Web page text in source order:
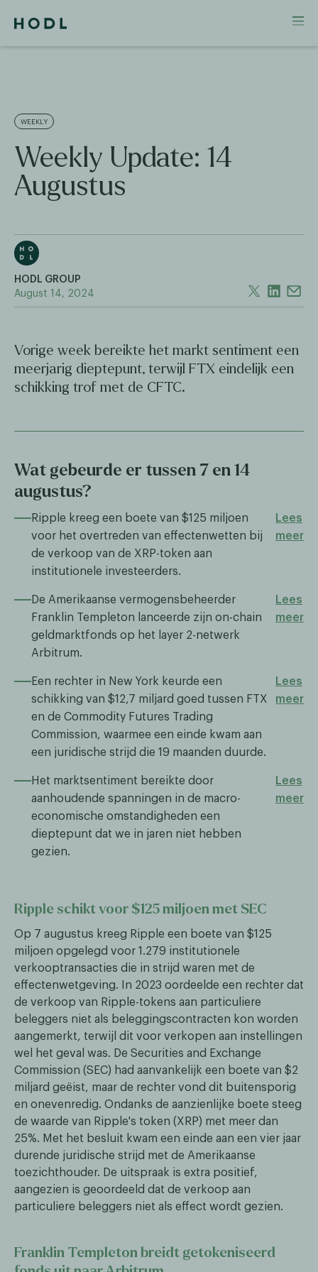
WEEKLY
Weekly Update: 14
Augustus
HODL GROUP
August 14, 2024
Vorige week bereikte het markt sentiment een
meerjarig dieptepunt, terwijl FTX eindelijk een
schikking trof met de CFTC.
Wat gebeurde er tussen 7 en 14
augustus?
Ripple kreeg een boete van $125 miljoen
voor het overtreden van effectenwetten bij
de verkoop van de XRP-token aan
institutionele investeerders.
Lees
meer
De Amerikaanse vermogensbeheerder
Franklin Templeton lanceerde zijn on-chain
geldmarktfonds op het layer 2-netwerk
Arbitrum.
Lees
meer
Een rechter in New York keurde een
schikking van $12,7 miljard goed tussen FTX
en de Commodity Futures Trading
Commission, waarmee een einde kwam aan
een juridische strijd die 19 maanden duurde.
Lees
meer
Het marktsentiment bereikte door
aanhoudende spanningen in de macro-
economische omstandigheden een
dieptepunt dat we in jaren niet hebben
gezien.
Lees
meer
Ripple schikt voor $125 miljoen met SEC
Op 7 augustus kreeg Ripple een boete van $125
miljoen opgelegd voor 1.279 institutionele
verkooptransacties die in strijd waren met de
effectenwetgeving. In 2023 oordeelde een rechter dat
de verkoop van Ripple-tokens aan particuliere
beleggers niet als beleggingscontracten kon worden
aangemerkt, terwijl dit voor verkopen aan instellingen
wel het geval was. De Securities and Exchange
Commission (SEC) had aanvankelijk een boete van $2
miljard geëist, maar de rechter vond dit buitensporig
en onevenredig. Ondanks de aanzienlijke boete steeg
de waarde van Ripple's token (XRP) met meer dan
25%. Met het besluit kwam een einde aan een vier jaar
durende juridische strijd met de Amerikaanse
toezichthouder. De uitspraak is extra positief,
aangezien is geoordeeld dat de verkoop aan
particuliere beleggers niet als effect wordt gezien.
Franklin Templeton breidt getokeniseerd